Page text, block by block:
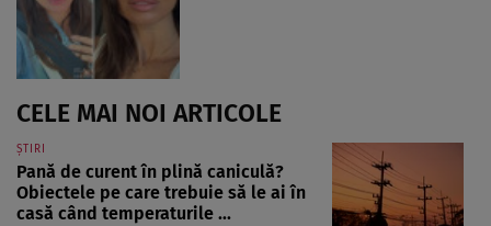
CELE MAI NOI ARTICOLE
ȘTIRI
Pană de curent în plină caniculă?
Obiectele pe care trebuie să le ai în
casă când temperaturile ...